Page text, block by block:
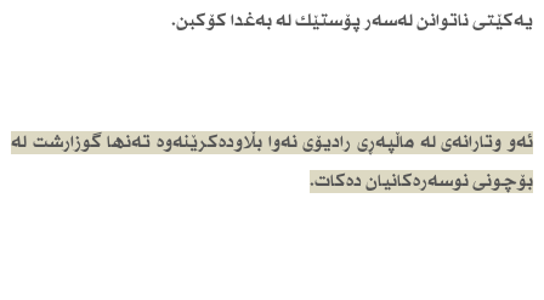
یەكێتی ناتوانن لەسەر پۆستێك لە بەغدا كۆكبن.
ئەو وتارانەی لە ماڵپەڕی رادیۆی نەوا بڵاودەكرێنەوە تەنها گوزارشت لە
بۆچونی نوسەرەكانیان دەكات.